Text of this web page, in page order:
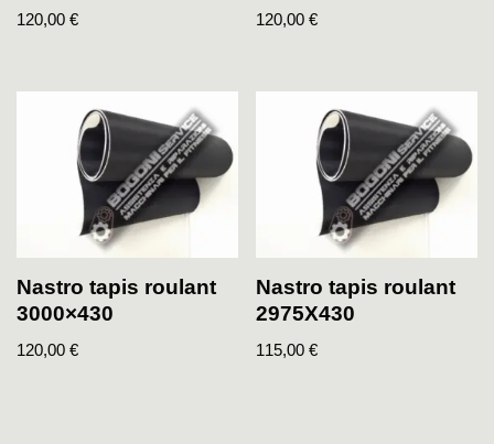
120,00 € 120,00€
Nastro tapis roulant
3000×430
120,00 €
Nastro tapis roulant
2975X430
115,00€